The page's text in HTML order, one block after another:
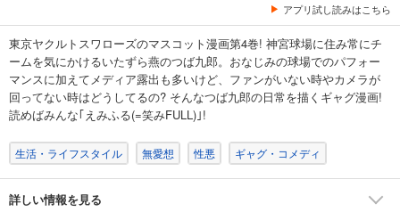
アプリ試し読みはこちら
東京ヤクルトスワローズのマスコット漫画第4巻! 神宮球場に住み常にチ
ームを気にかけるいたずら燕のつば九郎。おなじみの球場でのパフォー
マンスに加えてメディア露出も多いけど、ファンがいない時やカメラが
回ってない時はどうしてるの? そんなつば九郎の日常を描くギャグ漫画!
読めばみんな｢えみふる(=笑みFULL)｣!
生活・ライフスタイル 無愛想 性悪 ギャグ・コメディ
詳しい情報を見る